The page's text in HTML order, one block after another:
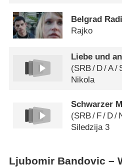
Belgrad
Rajko
Liebe und
(SRB/ D/A/
Nikola
Schwarzer
(SRB/ F/ D/
Siledzija 3
Ljubomir Bandovic –